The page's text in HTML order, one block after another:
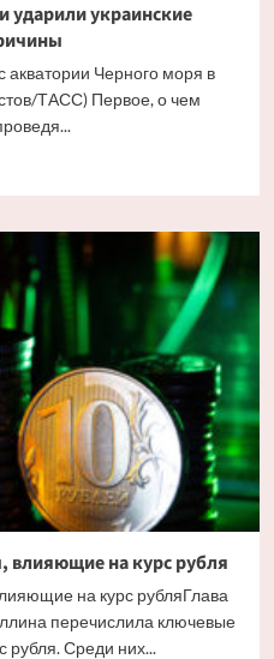
ударили украинские
Черного моря в
ТАСС) Первое, о чем
влияющие на курс рубля
на курс рубляГлава
перечислила ключевые
Среди них...